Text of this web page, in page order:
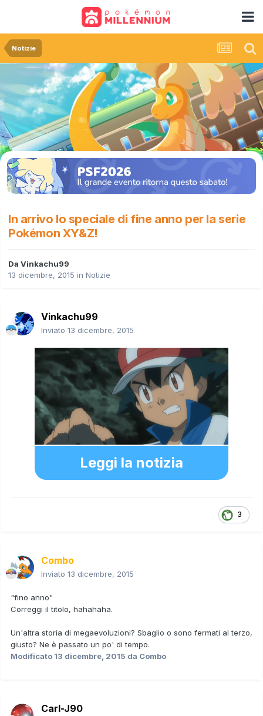
Notizie
In arrivo lo speciale di fine anno per la serie
Pokémon XY&Z!
Da Vinkachu99
13 dicembre, 2015 in Notizie
Vinkachu99
Inviato 13 dicembre, 2015
Leggi la notizia
3
Combo
Inviato 13 dicembre, 2015
"fino anno"
Correggi il titolo, hahahaha.
Un'altra storia di megaevoluzioni? Sbaglio o sono fermati al terzo,
giusto? Ne è passato un po' di tempo.
Modificato 13 dicembre, 2015 da Combo
Carl-J90